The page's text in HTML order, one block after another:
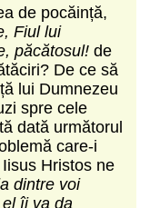
de pocăință,
Fiul lui
păcătosul! de
De ce să
lui Dumnezeu
spre cele
dată următorul
care-i
Hristos ne
dintre voi
îi va da